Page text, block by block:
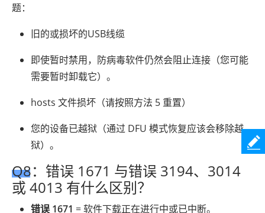
题：
旧的或损坏的USB线缆
即使暂时禁用，防病毒软件仍然会阻止连接（您可能
需要暂时卸载它）。
hosts 文件损坏（请按照方法 5 重置）
您的设备已越狱（通过 DFU 模式恢复应该会移除越
狱）。
Q8：错误 1671 与错误 3194、3014
或 4013 有什么区别？
错误 1671 = 软件下载正在进行中或已中断。